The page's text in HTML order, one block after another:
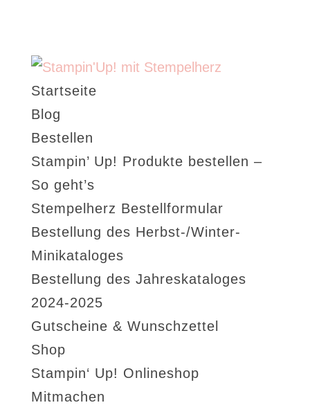
Startseite
Blog
Bestellen
Stampin’ Up! Produkte bestellen –
So geht’s
Stempelherz Bestellformular
Bestellung des Herbst-/Winter-
Minikataloges
Bestellung des Jahreskataloges
2024-2025
Gutscheine & Wunschzettel
Shop
Stampin‘ Up! Onlineshop
Mitmachen